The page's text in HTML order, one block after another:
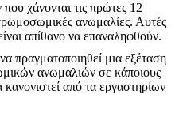
χάνονται τις πρώτες 12
ανωμαλίες. Αυτές
απίθανο να επαναληφθούν.
πραγματοποιηθεί μια εξέταση
ανωμαλιών σε κάποιους
από τα εργαστηρίων